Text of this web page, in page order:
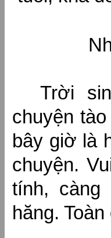
Trời
chuyện
bây giờ là
chuyện.
tính, càng
hăng.